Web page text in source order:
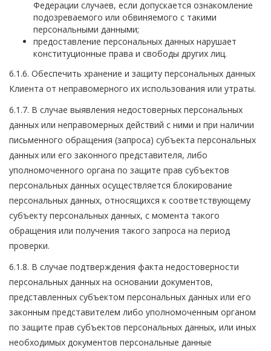
Федерации случаев, если допускается ознакомление
подозреваемого или обвиняемого с такими
персональными данными;
предоставление персональных данных нарушает
конституционные права и свободы других лиц.
6.1.6. Обеспечить хранение и защиту персональных данных
Клиента от неправомерного их использования или утраты.
6.1.7. В случае выявления недостоверных персональных
данных или неправомерных действий с ними и при наличии
письменного обращения (запроса) субъекта персональных
данных или его законного представителя, либо
уполномоченного органа по защите прав субъектов
персональных данных осуществляется блокирование
персональных данных, относящихся к соответствующему
субъекту персональных данных, с момента такого
обращения или получения такого запроса на период
проверки.
6.1.8. В случае подтверждения факта недостоверности
персональных данных на основании документов,
представленных субъектом персональных данных или его
законным представителем либо уполномоченным органом
по защите прав субъектов персональных данных, или иных
необходимых документов персональные данные